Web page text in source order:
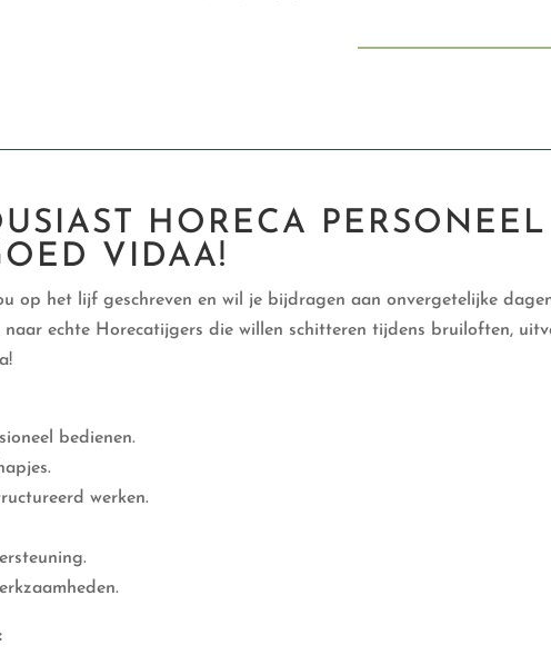
HORECA
VIDAA!
op het lijf geschreven en wil je bijdragen aan onvergetelijke
echte Horecatijgers die willen schitteren tijdens bruiloften,
bedienen.
werken.